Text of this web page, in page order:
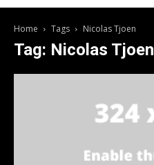
Home Tags Nicolas Tjoen
Tag: Nicolas Tjoen